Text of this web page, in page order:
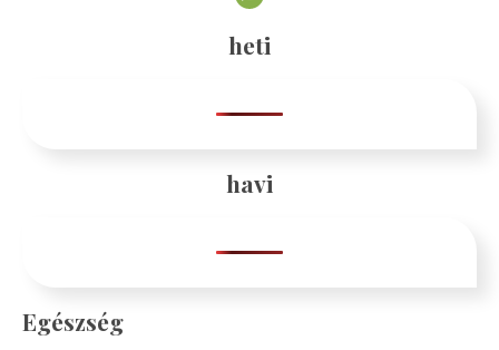
heti
havi
Egészség